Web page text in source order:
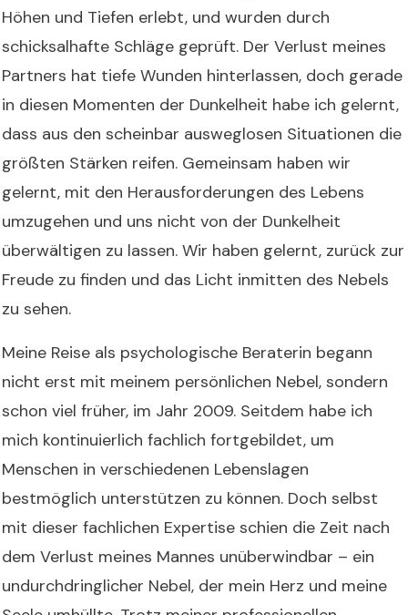
Höhen und Tiefen erlebt, und wurden durch
schicksalhafte Schläge geprüft. Der Verlust meines
Partners hat tiefe Wunden hinterlassen, doch gerade
in diesen Momenten der Dunkelheit habe ich gelernt,
dass aus den scheinbar ausweglosen Situationen die
größten Stärken reifen. Gemeinsam haben wir
gelernt, mit den Herausforderungen des Lebens
umzugehen und uns nicht von der Dunkelheit
überwältigen zu lassen. Wir haben gelernt, zurück zur
Freude zu finden und das Licht inmitten des Nebels
zu sehen.
Meine Reise als psychologische Beraterin begann
nicht erst mit meinem persönlichen Nebel, sondern
schon viel früher, im Jahr 2009. Seitdem habe ich
mich kontinuierlich fachlich fortgebildet, um
Menschen in verschiedenen Lebenslagen
bestmöglich unterstützen zu können. Doch selbst
mit dieser fachlichen Expertise schien die Zeit nach
dem Verlust meines Mannes unüberwindbar – ein
undurchdringlicher Nebel, der mein Herz und meine